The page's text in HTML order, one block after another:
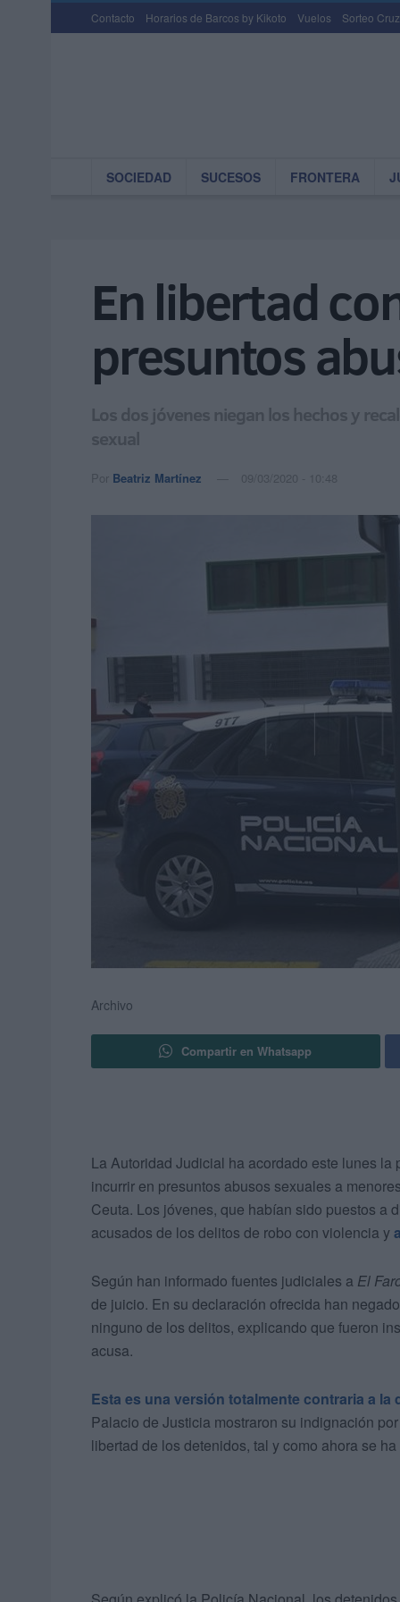
Contacto Horarios de Barcos by Kikoto Vuelos Sorteo
SOCIEDAD SUCESOS FRONTERA
En libertad
presuntos
Los dos jóvenes niegan los hechos y
sexual
Por Beatriz Martínez 09/03/2020 - 10:48
Archivo
Compartir en Whatsapp
La Autoridad Judicial ha acordado este lunes
incurrir en presuntos abusos sexuales a
Ceuta. Los jóvenes, que habían sido puestos a
acusados de los delitos de robo con violencia y
Según han informado fuentes judiciales a El
de juicio. En su declaración ofrecida han
ninguno de los delitos, explicando que fueron
acusa.
Esta es una versión totalmente contraria a la
Palacio de Justicia mostraron su indignación
libertad de los detenidos, tal y como ahora se